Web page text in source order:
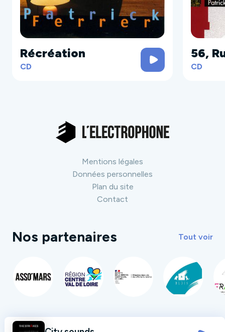
Récréation
CD
56,
CD
Mentions légales
Données personnelles
Plan du site
Contact
Nos partenaires Tout voir